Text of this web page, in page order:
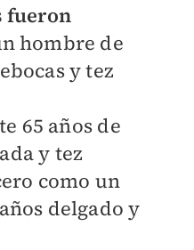
fueron
hombre de
y tez
65 años de
y tez
como un
delgado y